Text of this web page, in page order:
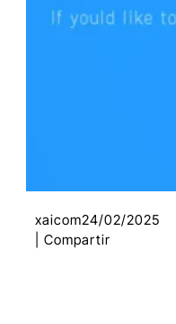
xaicom24/02/2025
| Compartir